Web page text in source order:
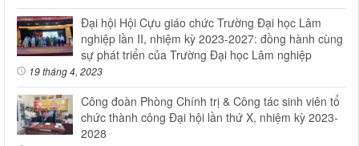
Đại hội Hội Cựu giáo chức Trường Đại học Lâm
nghiệp lần II, nhiệm kỳ 2023-2027: đồng hành cùng
sự phát triển của Trường Đại học Lâm nghiệp
19 tháng 4, 2023
Công đoàn Phòng Chính trị & Công tác sinh viên tổ
chức thành công Đại hội lần thứ X, nhiệm kỳ 2023-
2028